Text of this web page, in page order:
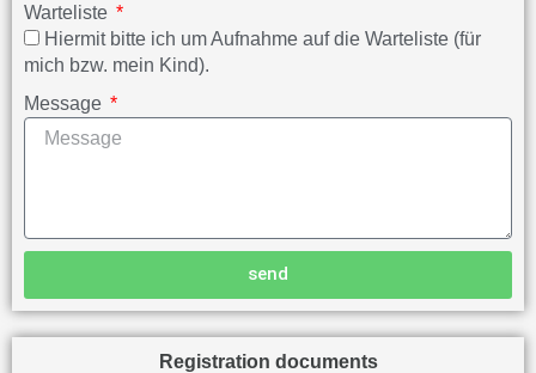
Warteliste
Hiermit bitte ich um Aufnahme auf die Warteliste (für
mich bzw. mein Kind).
Message
send
Registration documents